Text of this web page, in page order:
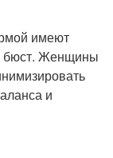
имеют
бюст. Женщины
и